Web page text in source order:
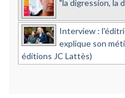
"la digression, la
Interview :
explique son
éditions JC Lattès)